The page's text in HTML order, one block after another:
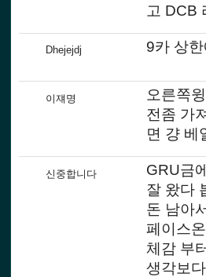
고 DCB
Dhejejdj 9카 상
이쟤명
오른쪽
전좀 가
면 걍 베
신중합니다
GRU금
잘 왔다
돈 남아
페이스
체감 부
생각보